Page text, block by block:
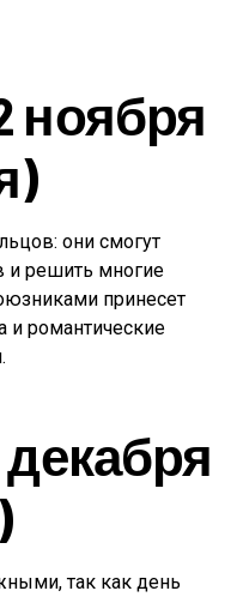
ноября
они смогут
и решить многие
принесет
и романтические
декабря
так как день